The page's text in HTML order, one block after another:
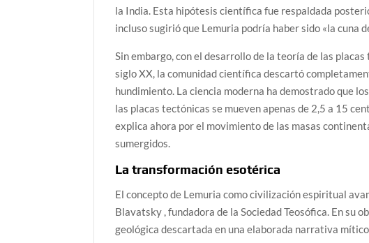
la India. Esta hipótesis científica fue respaldada
incluso sugirió que Lemuria podría haber sido «la cuna
Sin embargo, con el desarrollo de la teoría de las
siglo XX, la comunidad científica descartó
hundimiento. La ciencia moderna ha demostrado que
las placas tectónicas se mueven apenas de 2,5 a 15
explica ahora por el movimiento de las masas
sumergidos.
La transformación esotérica
El concepto de Lemuria como civilización espiritual
Blavatsky , fundadora de la Sociedad Teosófica. En su
geológica descartada en una elaborada narrativa